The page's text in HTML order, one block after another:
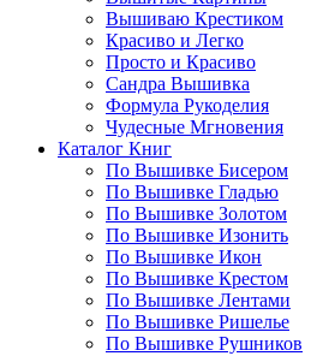
Вышиваю Крестиком
Красиво и Легко
Просто и Красиво
Сандра Вышивка
Формула Рукоделия
Чудесные Мгновения
Каталог Книг
По Вышивке Бисером
По Вышивке Гладью
По Вышивке Золотом
По Вышивке Изонить
По Вышивке Икон
По Вышивке Крестом
По Вышивке Лентами
По Вышивке Ришелье
По Вышивке Рушников